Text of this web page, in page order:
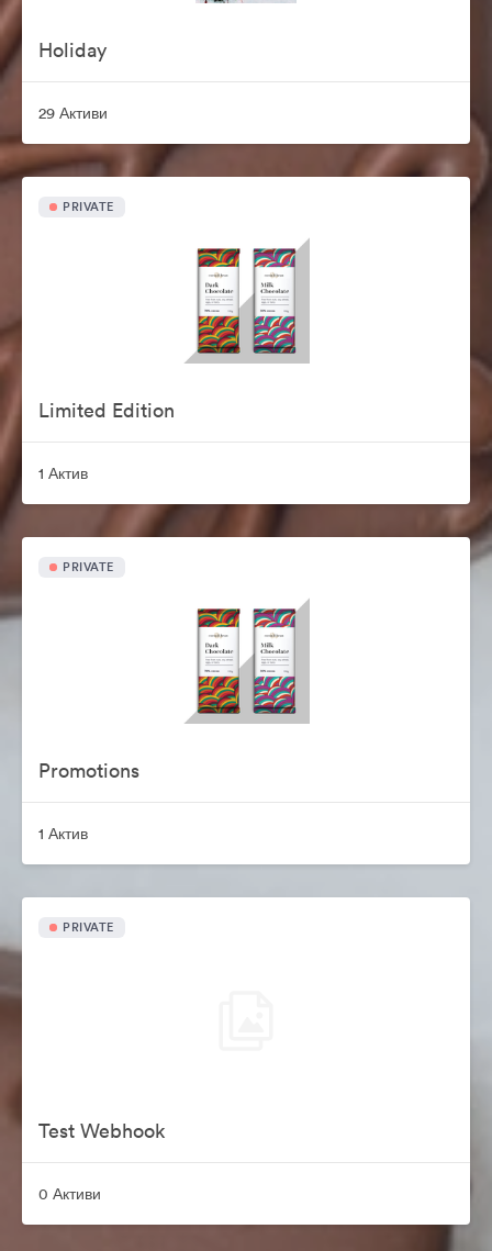
Holiday
29 Активи
PRIVATE
Limited Edition
1 Актив
PRIVATE
Promotions
1 Актив
PRIVATE
Test Webhook
0 Активи